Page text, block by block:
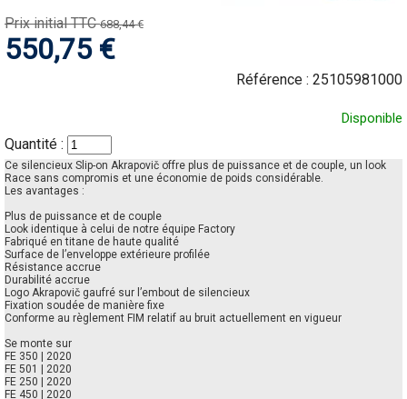
Prix initial TTC688,44 €
550,75 €
Référence : 25105981000
Disponible
Quantité :
Ce silencieux Slip-on Akrapovič offre plus de puissance et de couple, un look
Race sans compromis et une économie de poids considérable.
Les avantages :
Plus de puissance et de couple
Look identique à celui de notre équipe Factory
Fabriqué en titane de haute qualité
Surface de l’enveloppe extérieure profilée
Résistance accrue
Durabilité accrue
Logo Akrapovič gaufré sur l’embout de silencieux
Fixation soudée de manière fixe
Conforme au règlement FIM relatif au bruit actuellement en vigueur
Se monte sur
FE 350 | 2020
FE 501 | 2020
FE 250 | 2020
FE 450 | 2020